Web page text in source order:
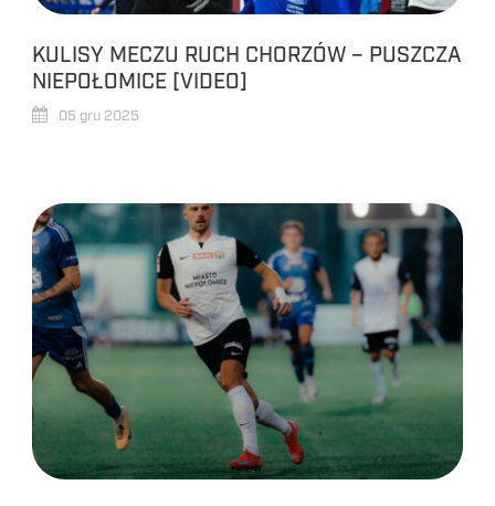
KULISY MECZU RUCH CHORZÓW – PUSZCZA
NIEPOŁOMICE [VIDEO]
05 gru 2025